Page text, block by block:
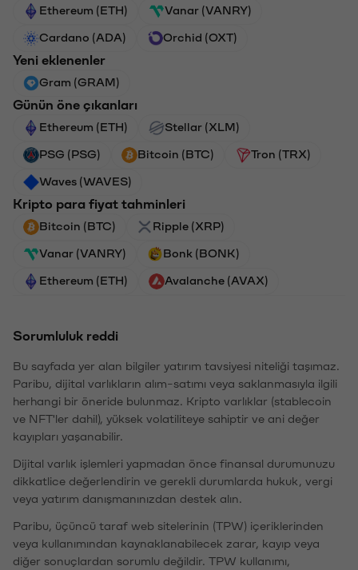
Ethereum (ETH) Vanar (VANRY)
Cardano (ADA) Orchid (OXT)
Yeni eklenenler
Gram (GRAM)
Günün öne çıkanları
Ethereum (ETH) Stellar (XLM)
PSG (PSG) Bitcoin (BTC) Tron (TRX)
Waves (WAVES)
Kripto para fiyat tahminleri
Bitcoin (BTC) Ripple (XRP)
Vanar (VANRY) Bonk (BONK)
Ethereum (ETH) Avalanche (AVAX)
Sorumluluk reddi
Bu sayfada yer alan bilgiler yatırım tavsiyesi niteliği taşımaz.
Paribu, dijital varlıkların alım-satımı veya saklanmasıyla ilgili
herhangi bir öneride bulunmaz. Kripto varlıklar (stablecoin
ve NFT'ler dahil), yüksek volatiliteye sahiptir ve ani değer
kayıpları yaşanabilir.
Dijital varlık işlemleri yapmadan önce finansal durumunuzu
dikkatlice değerlendirin ve gerekli durumlarda hukuk, vergi
veya yatırım danışmanınızdan destek alın.
Paribu, üçüncü taraf web sitelerinin (TPW) içeriklerinden
veya kullanımından kaynaklanabilecek zarar, kayıp veya
diğer sonuçlardan sorumlu değildir. TPW kullanımı,